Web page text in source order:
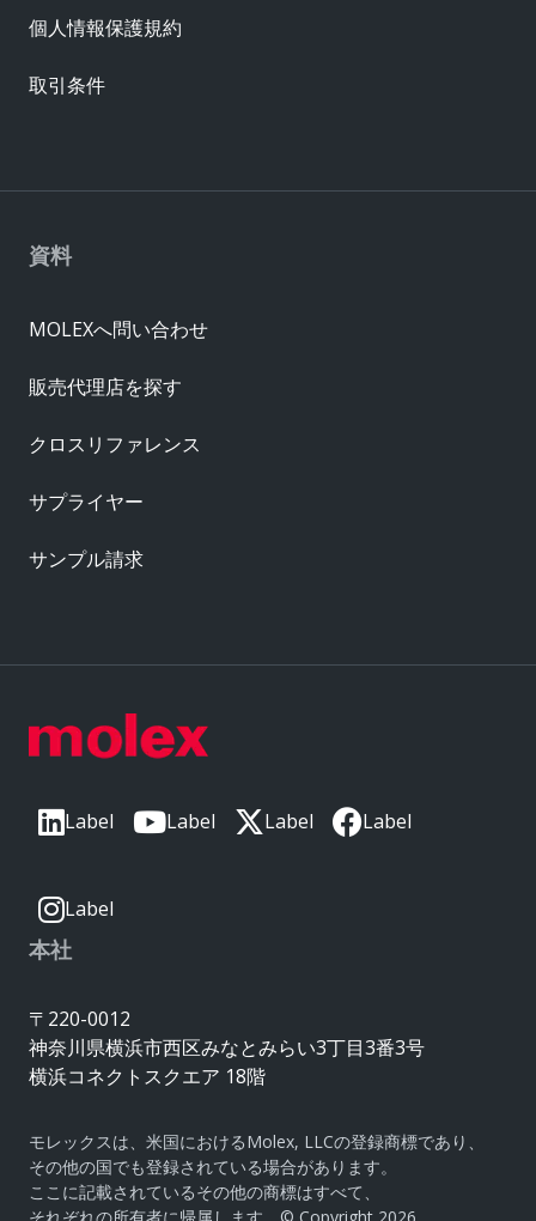
Label Label Label Label
Label
本社
〒220-0012
神奈川県横浜市西区みなとみらい3丁目3番3号
横浜コネクトスクエア 18階
モレックスは、米国におけるMolex, LLCの登録商標であり、
その他の国でも登録されている場合があります。
ここに記載されているその他の商標はすべて、
それぞれの所有者に帰属します。© Copyright 2026
資料
MOLEXへ問い合わせ
販売代理店を探す
クロスリファレンス
サプライヤー
サンプル請求
個人情報保護規約
取引条件